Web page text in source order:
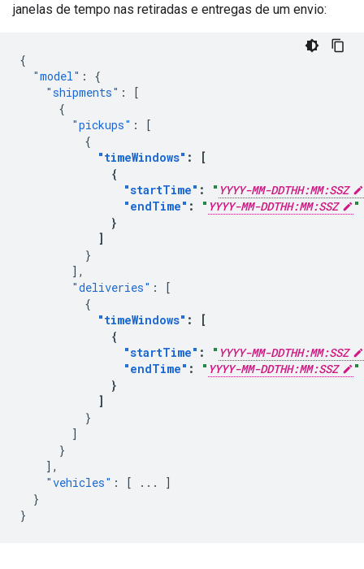
janelas de tempo nas retiradas e entregas de um envio:
{
"model" :
{
"shipments" :
[
{
"pickups" :
[
{
"timeWindows" :
[
{
"startTime" : " YYYY-MM-DDTHH:MM:SSZ
"endTime" : " YYYY-MM-DDTHH:MM:SSZ
"
}
]
}
],
"deliveries" :
[
{
"timeWindows" :
[
{
"startTime" : " YYYY-MM-DDTHH:MM:SSZ
"endTime" : " YYYY-MM-DDTHH:MM:SSZ
"
}
]
}
]
}
],
"vehicles" : [ ...
]
}
}